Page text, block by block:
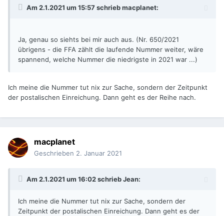
Am 2.1.2021 um 15:57 schriebmacplanet:
Ja, genau so siehts bei mir auch aus. (Nr. 650/2021
übrigens - die FFA zählt die laufende Nummer weiter, wäre
spannend, welche Nummer die niedrigste in 2021 war ...)
Ich meine die Nummer tut nix zur Sache, sondern der Zeitpunkt
der postalischen Einreichung. Dann geht es der Reihe nach.
macplanet
Geschrieben 2. Januar 2021
Am 2.1.2021 um 16:02 schriebJean:
Ich meine die Nummer tut nix zur Sache, sondern der
Zeitpunkt der postalischen Einreichung. Dann geht es der